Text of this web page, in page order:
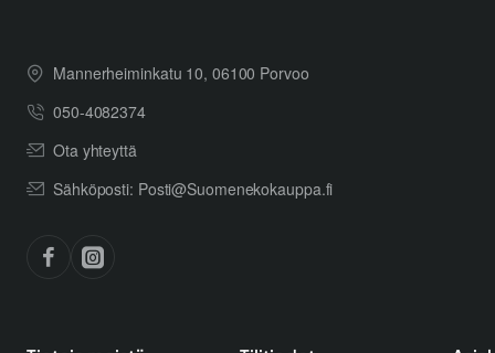
Mannerheiminkatu 10, 06100 Porvoo
050-4082374
Ota yhteyttä
Sähköposti: Posti@Suomenekokauppa.fi